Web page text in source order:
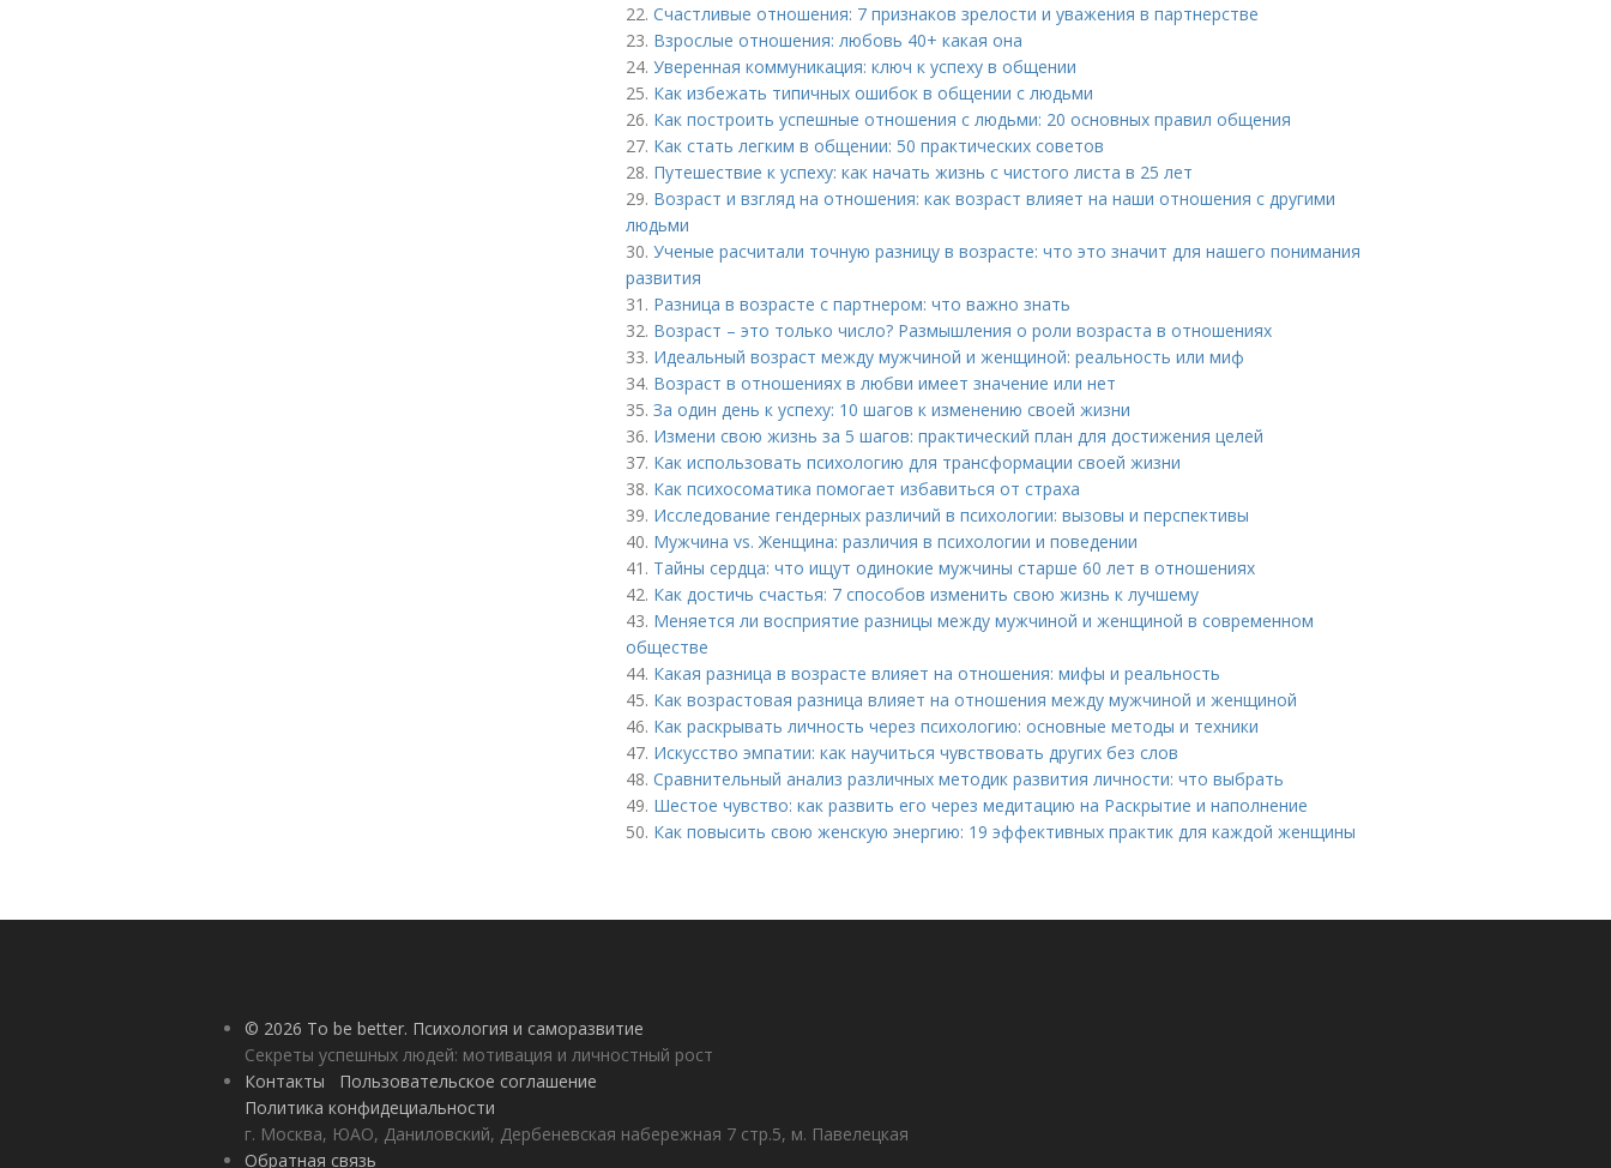
22. Счастливые отношения: 7 признаков зрелости и уважения в партнерстве
23. Взрослые отношения: любовь 40+ какая она
24. Уверенная коммуникация: ключ к успеху в общении
25. Как избежать типичных ошибок в общении с людьми
26. Как построить успешные отношения с людьми: 20 основных правил общения
27. Как стать легким в общении: 50 практических советов
28. Путешествие к успеху: как начать жизнь с чистого листа в 25 лет
29. Возраст и взгляд на отношения: как возраст влияет на наши отношения с другими
людьми
30. Ученые расчитали точную разницу в возрасте: что это значит для нашего понимания
развития
31. Разница в возрасте с партнером: что важно знать
32. Возраст – это только число? Размышления о роли возраста в отношениях
33. Идеальный возраст между мужчиной и женщиной: реальность или миф
34. Возраст в отношениях в любви имеет значение или нет
35. За один день к успеху: 10 шагов к изменению своей жизни
36. Измени свою жизнь за 5 шагов: практический план для достижения целей
37. Как использовать психологию для трансформации своей жизни
38. Как психосоматика помогает избавиться от страха
39. Исследование гендерных различий в психологии: вызовы и перспективы
40. Мужчина vs. Женщина: различия в психологии и поведении
41. Тайны сердца: что ищут одинокие мужчины старше 60 лет в отношениях
42. Как достичь счастья: 7 способов изменить свою жизнь к лучшему
43. Меняется ли восприятие разницы между мужчиной и женщиной в современном
обществе
44. Какая разница в возрасте влияет на отношения: мифы и реальность
45. Как возрастовая разница влияет на отношения между мужчиной и женщиной
46. Как раскрывать личность через психологию: основные методы и техники
47. Искусство эмпатии: как научиться чувствовать других без слов
48. Сравнительный анализ различных методик развития личности: что выбрать
49. Шестое чувство: как развить его через медитацию на Раскрытие и наполнение
50. Как повысить свою женскую энергию: 19 эффективных практик для каждой женщины
© 2026 To be better. Психология и саморазвитие
Секреты успешных людей: мотивация и личностный рост
Контакты
Пользовательское соглашение
Политика конфидециальности
г. Москва, ЮАО, Даниловский, Дербеневская набережная 7 стр.5, м. Павелецкая
Обратная связь